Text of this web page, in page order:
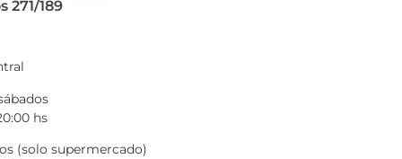
271/189
hs
(solo supermercado)